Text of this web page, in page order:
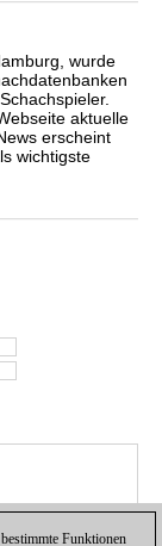
wurde
aktuelle
erscheint
wichtigste
Funktionen